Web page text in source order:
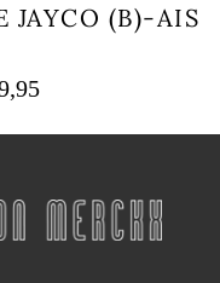
JAYCO (B)-AIS
Plage
prix :
à
€ 69,95